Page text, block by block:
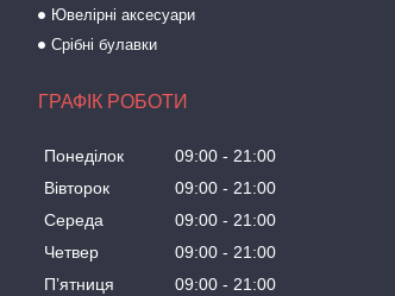
Ювелірні аксесуари
Срібні булавки
ГРАФІК РОБОТИ
Понеділок 09:00
21:00
Вівторок
09:00
21:00
Середа
09:00
21:00
Четвер
09:00
21:00
Пʼятниця
09:00 21:00